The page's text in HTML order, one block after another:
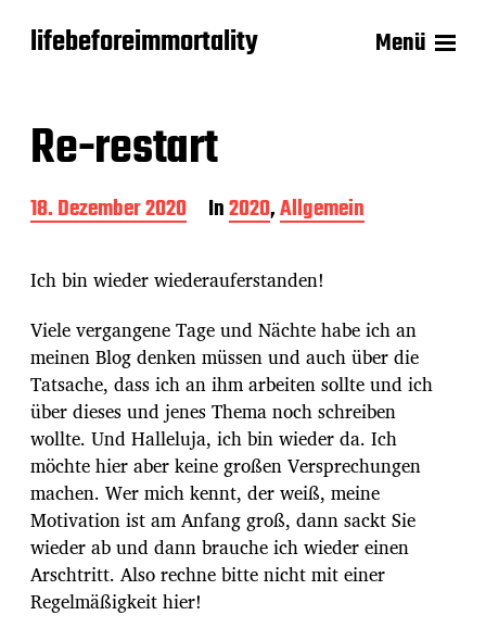
lifebeforeimmortality Menü
Re-restart
B
e
t
r
a
g
s
d
a
t
u
m
18. Dezember 2020 In2020,Allgemein
Ich bin wieder wiederauferstanden!
Viele vergangene Tage und Nächte habe ich an
meinen Blog denken müssen und auch über die
Tatsache, dass ich an ihm arbeiten sollte und ich
über dieses und jenes Thema noch schreiben
wollte. Und Halleluja, ich bin wieder da. Ich
möchte hier aber keine großen Versprechungen
machen. Wer mich kennt, der weiß, meine
Motivation ist am Anfang groß, dann sackt Sie
wieder ab und dann brauche ich wieder einen
Arschtritt. Also rechne bitte nicht mit einer
Regelmäßigkeit hier!